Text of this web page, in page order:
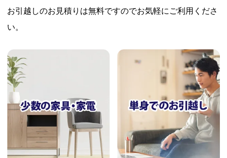
お引越しのお見積りは無料ですのでお気軽にご利用くださ
い。